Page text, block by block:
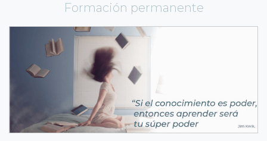
Formación permanente